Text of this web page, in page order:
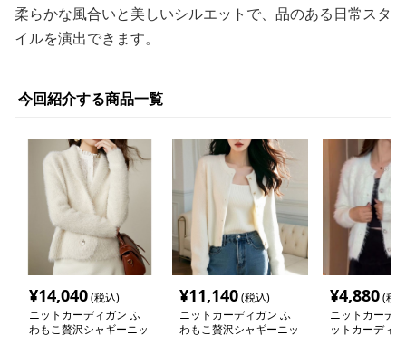
柔らかな風合いと美しいシルエットで、品のある日常スタ
イルを演出できます。
今回紹介する商品一覧
¥14,040(税込)
ニットカーディガン ふ
わもこ贅沢シャギーニッ
¥11,140(税込)
ニットカーディガン ふ
わもこ贅沢シャギーニッ
¥4,880(税
ニットカーデ
ットカーディ